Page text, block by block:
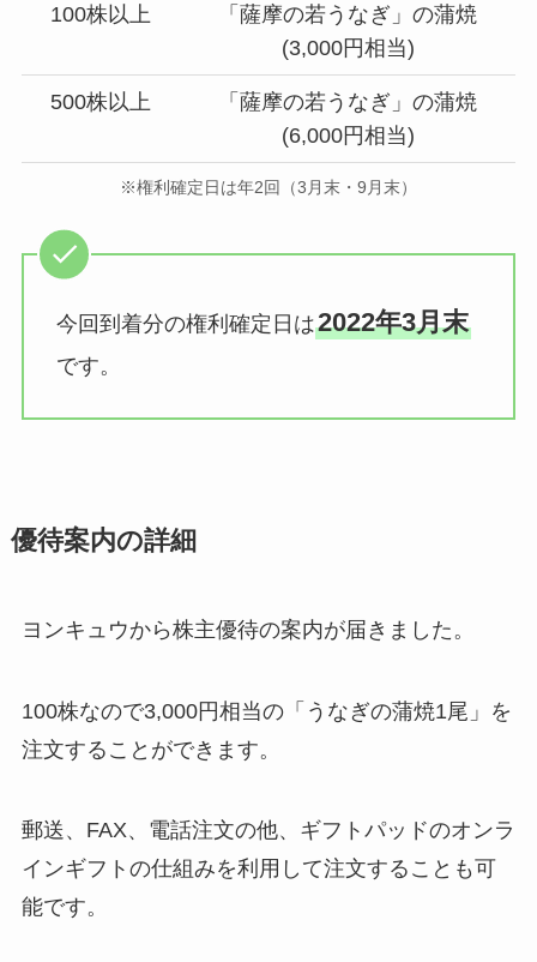
100株以上
「薩摩の若うなぎ」の蒲焼
(3,000円相当)
500株以上
「薩摩の若うなぎ」の蒲焼
(6,000円相当)
※権利確定日は年2回（3月末・9月末）
今回到着分の権利確定日は2022年3月末
です。
優待案内の詳細
ヨンキュウから株主優待の案内が届きました。
100株なので3,000円相当の「うなぎの蒲焼1尾」を
注文することができます。
郵送、FAX、電話注文の他、ギフトパッドのオンラ
インギフトの仕組みを利用して注文することも可
能です。